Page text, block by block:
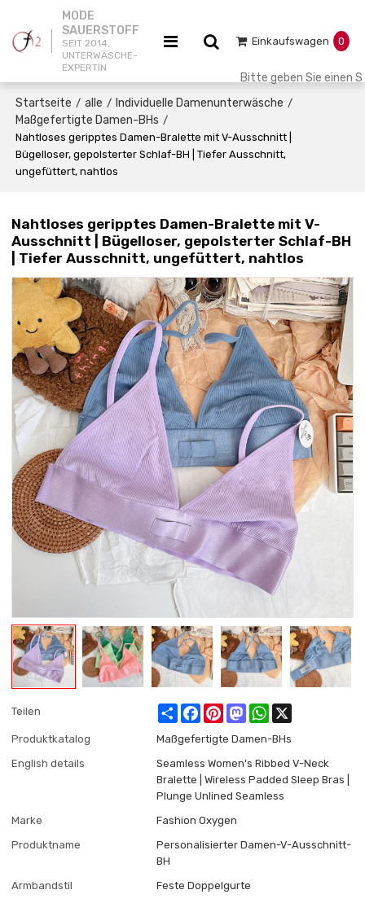
MODE
SAUERSTOFF
SEIT 2014,
UNTERWÄSCHE-
EXPERTIN
Einkaufswagen 0
Startseite / alle / Individuelle Damenunterwäsche /
Maßgefertigte Damen-BHs /
Nahtloses geripptes Damen-Bralette mit V-Ausschnitt |
Bügelloser, gepolsterter Schlaf-BH | Tiefer Ausschnitt,
ungefüttert, nahtlos
Nahtloses geripptes Damen-Bralette mit V-
Ausschnitt | Bügelloser, gepolsterter Schlaf-BH
| Tiefer Ausschnitt, ungefüttert, nahtlos
Teilen ShareFacebookPinterestMastodonWhatsApp
Produktkatalog
Maßgefertigte Damen-BHs
English details
Seamless Women's Ribbed V-Neck
Bralette | Wireless Padded Sleep Bras |
Plunge Unlined Seamless
Marke
Fashion Oxygen
Produktname
Personalisierter Damen-V-Ausschnitt-
BH
Armbandstil
Feste Doppelgurte